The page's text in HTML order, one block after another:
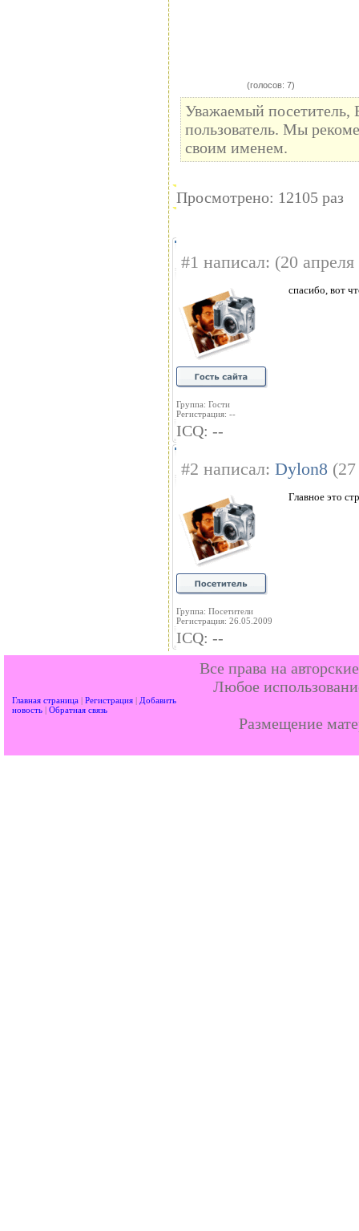
(голосов: 7)
Уважаемый посетитель,
пользователь. Мы
своим именем.
Просмотрено: 12105 раз
#1 написал: (20
Группа: Гости
Регистрация: --
спасибо, вот
ICQ: --
#2 написал: Dylon8
Группа: Посетители
Регистрация: 26.05.2009
Главное это
ICQ: --
Главная страница | Регистрация | Добавить
новость | Обратная связь
Все права на
Любое
Размещение